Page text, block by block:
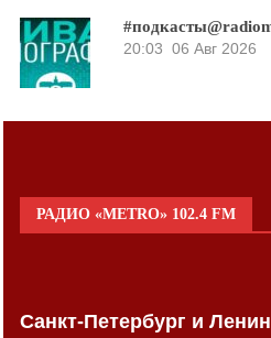
20:03 06 Авг 2026
РАДИО «METRO» 102.4 FM
Санкт-Петербург и